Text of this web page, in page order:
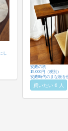
し
安政の机
15,000円（税別）
安政時代のまな板を
買いたい 6 人